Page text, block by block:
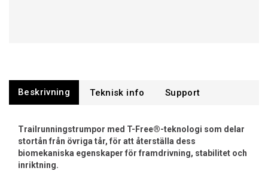
Beskrivning Support
Trailrunningstrumpor med T-Free®-teknologi som delar
stortån från övriga tår, för att återställa dess
biomekaniska egenskaper för framdrivning, stabilitet och
inriktning.